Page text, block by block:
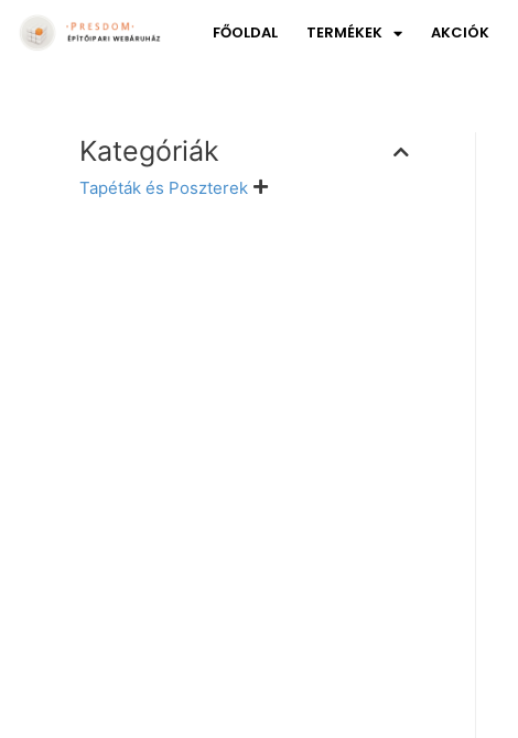
FŐOLDAL TERMÉKEK AKCIÓK
Kategóriák
Tapéták és Poszterek